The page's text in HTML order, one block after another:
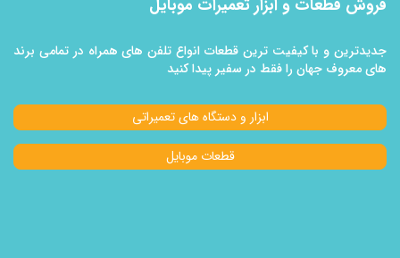
فروش قطعات و ابزار تعمیرات موبایل
جدیدترین و با کیفیت ترین قطعات انواع تلفن های همراه در تمامی برند
های معروف جهان را فقط در سفیر پیدا کنید
ابزار و دستگاه های تعمیراتی
قطعات موبایل